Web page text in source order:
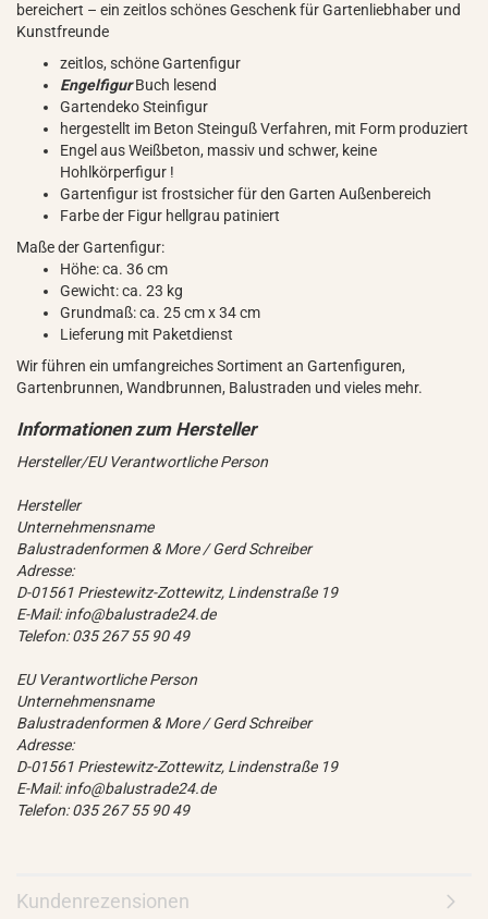
bereichert – ein zeitlos schönes Geschenk für Gartenliebhaber und
Kunstfreunde
zeitlos, schöne Gartenfigur
EngelfigurBuch lesend
Gartendeko Steinfigur
hergestellt im Beton Steinguß Verfahren, mit Form produziert
Engel aus Weißbeton, massiv und schwer, keine
Hohlkörperfigur !
Gartenfigur ist frostsicher für den Garten Außenbereich
Farbe der Figur hellgrau patiniert
Maße der Gartenfigur:
Höhe: ca. 36 cm
Gewicht: ca. 23 kg
Grundmaß: ca. 25 cm x 34 cm
Lieferung mit Paketdienst
Wir führen ein umfangreiches Sortiment an Gartenfiguren,
Gartenbrunnen, Wandbrunnen, Balustraden und vieles mehr.
Hersteller/EU Verantwortliche Person
Hersteller
Unternehmensname
Balustradenformen & More / Gerd Schreiber
Adresse:
D-01561 Priestewitz-Zottewitz, Lindenstraße 19
E-Mail: info@balustrade24.de
Telefon: 035 267 55 90 49
EU Verantwortliche Person
Unternehmensname
Balustradenformen & More / Gerd Schreiber
Adresse:
D-01561 Priestewitz-Zottewitz, Lindenstraße 19
E-Mail: info@balustrade24.de
Telefon: 035 267 55 90 49
Kundenrezensionen